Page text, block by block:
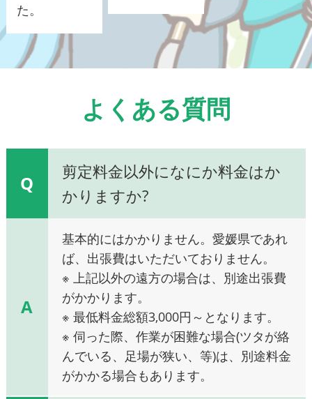
た。
よくある質問
Q
剪定料金以外になにか料金はか
かりますか?
A
基本的にはかかりません。愛媛県であれ
ば、出張費はいただいておりません。
※ 上記以外の遠方の場合は、別途出張費
がかかります。
※ 最低料金総額3,000円～となります。
※ 伺った際、作業が困難な場合(ツタが絡
んでいる、足場が狭い、等)は、別途料金
がかかる場合もあります。